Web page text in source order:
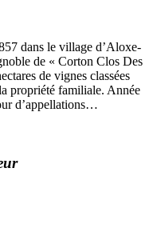
dans le village d’Aloxe-
de « Corton Clos Des
de vignes classées
propriété familiale. Année
d’appellations…